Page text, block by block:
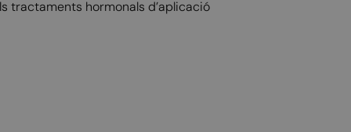
tractaments hormonals d’aplicació